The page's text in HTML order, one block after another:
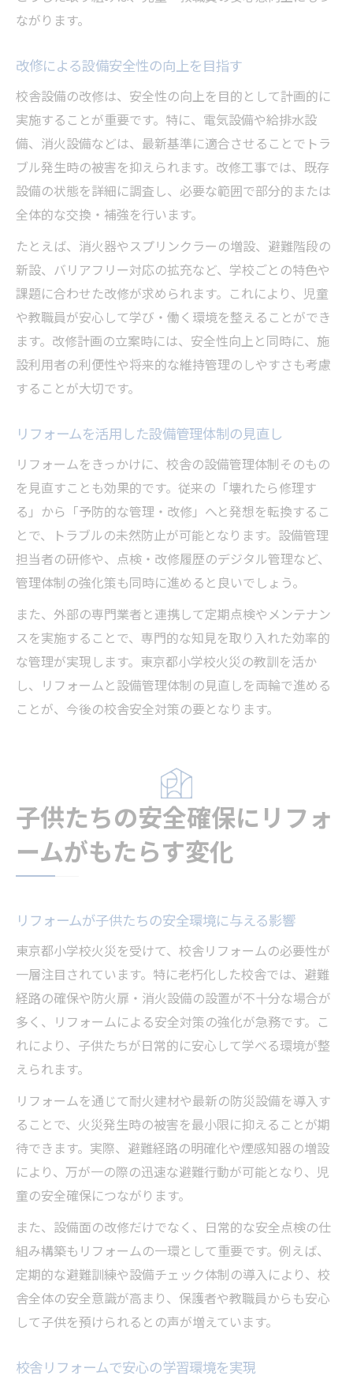
ながります。
改修による設備安全性の向上を目指す
校舎設備の改修は、安全性の向上を目的として計画的に
実施することが重要です。特に、電気設備や給排水設
備、消火設備などは、最新基準に適合させることでトラ
ブル発生時の被害を抑えられます。改修工事では、既存
設備の状態を詳細に調査し、必要な範囲で部分的または
全体的な交換・補強を行います。
たとえば、消火器やスプリンクラーの増設、避難階段の
新設、バリアフリー対応の拡充など、学校ごとの特色や
課題に合わせた改修が求められます。これにより、児童
や教職員が安心して学び・働く環境を整えることができ
ます。改修計画の立案時には、安全性向上と同時に、施
設利用者の利便性や将来的な維持管理のしやすさも考慮
することが大切です。
リフォームを活用した設備管理体制の見直し
リフォームをきっかけに、校舎の設備管理体制そのもの
を見直すことも効果的です。従来の「壊れたら修理す
る」から「予防的な管理・改修」へと発想を転換するこ
とで、トラブルの未然防止が可能となります。設備管理
担当者の研修や、点検・改修履歴のデジタル管理など、
管理体制の強化策も同時に進めると良いでしょう。
また、外部の専門業者と連携して定期点検やメンテナン
スを実施することで、専門的な知見を取り入れた効率的
な管理が実現します。東京都小学校火災の教訓を活か
し、リフォームと設備管理体制の見直しを両輪で進める
ことが、今後の校舎安全対策の要となります。
子供たちの安全確保にリフォ
ームがもたらす変化
リフォームが子供たちの安全環境に与える影響
東京都小学校火災を受けて、校舎リフォームの必要性が
一層注目されています。特に老朽化した校舎では、避難
経路の確保や防火扉・消火設備の設置が不十分な場合が
多く、リフォームによる安全対策の強化が急務です。こ
れにより、子供たちが日常的に安心して学べる環境が整
えられます。
リフォームを通じて耐火建材や最新の防災設備を導入す
ることで、火災発生時の被害を最小限に抑えることが期
待できます。実際、避難経路の明確化や煙感知器の増設
により、万が一の際の迅速な避難行動が可能となり、児
童の安全確保につながります。
また、設備面の改修だけでなく、日常的な安全点検の仕
組み構築もリフォームの一環として重要です。例えば、
定期的な避難訓練や設備チェック体制の導入により、校
舎全体の安全意識が高まり、保護者や教職員からも安心
して子供を預けられるとの声が増えています。
校舎リフォームで安心の学習環境を実現